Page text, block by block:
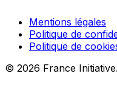
Mentions légales
Politique de
Politique de
© 2026 France